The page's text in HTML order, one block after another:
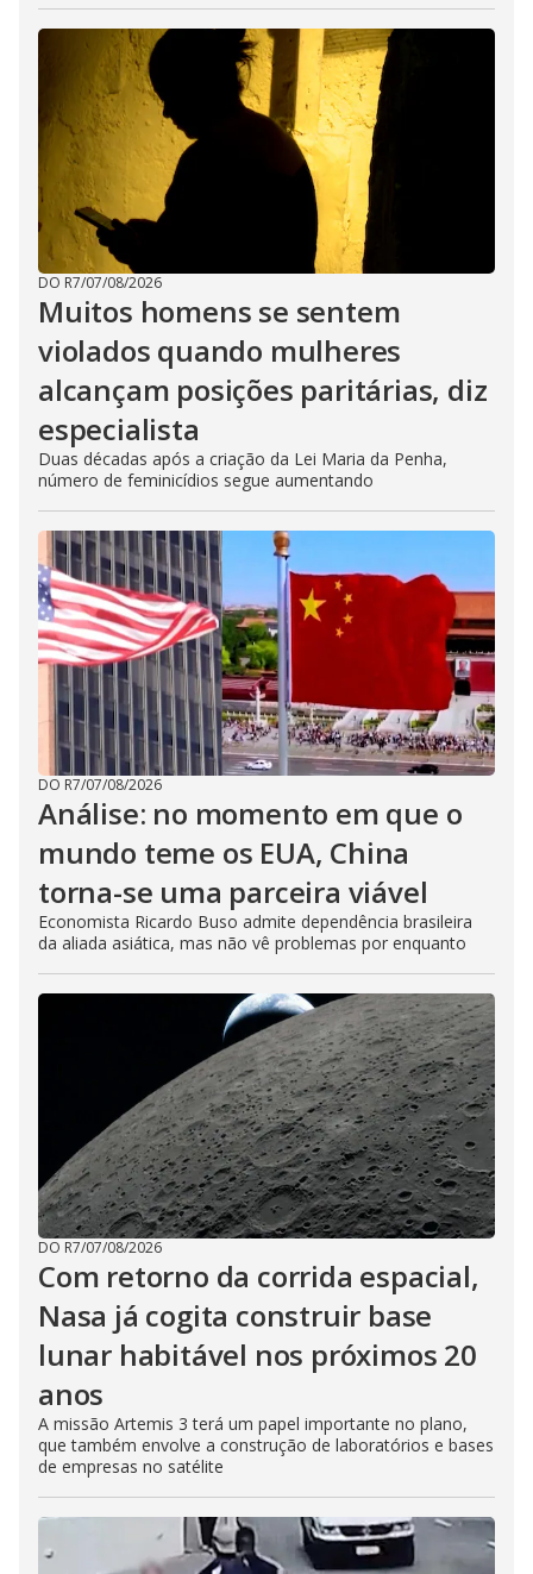
DO R7/07/08/2026
Muitos homens se sentem
violados quando mulheres
alcançam posições paritárias, diz
especialista
Duas décadas após a criação da Lei Maria da Penha,
número de feminicídios segue aumentando
DO R7/07/08/2026
Análise: no momento em que o
mundo teme os EUA, China
torna-se uma parceira viável
Economista Ricardo Buso admite dependência brasileira
da aliada asiática, mas não vê problemas por enquanto
DO R7/07/08/2026
Com retorno da corrida espacial,
Nasa já cogita construir base
lunar habitável nos próximos 20
anos
A missão Artemis 3 terá um papel importante no plano,
que também envolve a construção de laboratórios e bases
de empresas no satélite